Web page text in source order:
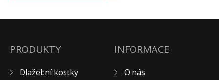
PRODUKTY
Dlažební kostky
INFORMACE
O nás